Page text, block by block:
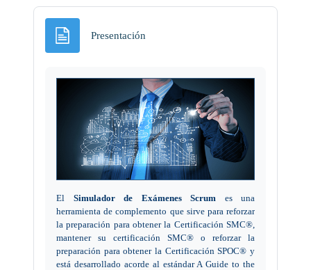
Presentación
El Simulador de Exámenes Scrum es una
herramienta de complemento que sirve para reforzar
la preparación para obtener la Certificación SMC®,
mantener su certificación SMC® o reforzar la
preparación para obtener la Certificación SPOC® y
está desarrollado acorde al estándar A Guide to the